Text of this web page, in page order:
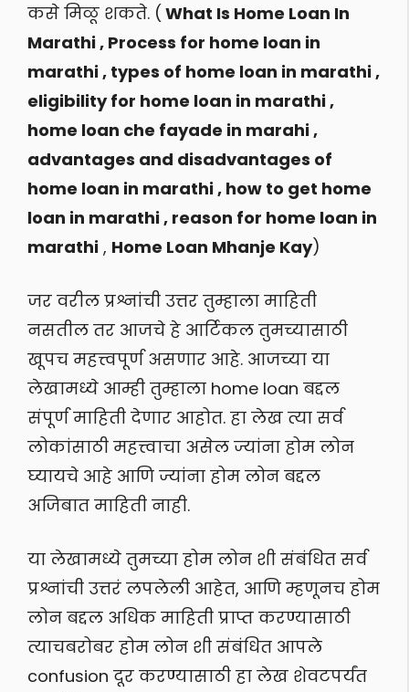
कसे मिळू शकते. ( What Is Home Loan In
Marathi , Process for home loan in
marathi , types of home loan in marathi ,
eligibility for home loan in marathi ,
home loan che fayade in marahi ,
advantages and disadvantages of
home loan in marathi , how to get home
loan in marathi , reason for home loan in
marathi , Home Loan Mhanje Kay)
जर वरील प्रश्नांची उत्तर तुम्हाला माहिती
नसतील तर आजचे हे आर्टिकल तुमच्यासाठी
खूपच महत्त्वपूर्ण असणार आहे. आजच्या या
लेखामध्ये आम्ही तुम्हाला home loan बद्दल
संपूर्ण माहिती देणार आहोत. हा लेख त्या सर्व
लोकांसाठी महत्त्वाचा असेल ज्यांना होम लोन
घ्यायचे आहे आणि ज्यांना होम लोन बद्दल
अजिबात माहिती नाही.
या लेखामध्ये तुमच्या होम लोन शी संबंधित सर्व
प्रश्नांची उत्तरं लपलेली आहेत, आणि म्हणूनच होम
लोन बद्दल अधिक माहिती प्राप्त करण्यासाठी
त्याचबरोबर होम लोन शी संबंधित आपले
confusion दूर करण्यासाठी हा लेख शेवटपर्यंत